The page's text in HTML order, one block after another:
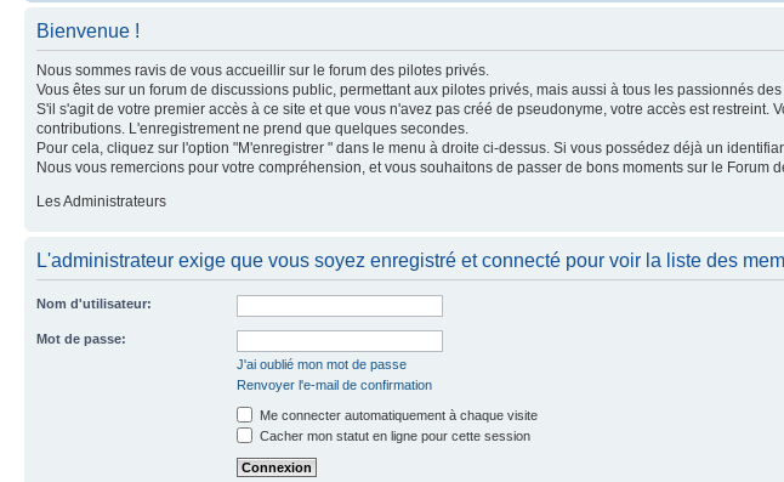
Bienvenue !
Nous sommes ravis de vous accueillir sur le forum des pilotes privés.
Vous êtes sur un forum de discussions public, permettant aux pilotes privés, mais aussi à tous les passionnés
S'il s'agit de votre premier accès à ce site et que vous n'avez pas créé de pseudonyme, votre accès est
contributions. L'enregistrement ne prend que quelques secondes.
Pour cela, cliquez sur l'option "M'enregistrer " dans le menu à droite ci-dessus. Si vous possédez déjà un
Nous vous remercions pour votre compréhension, et vous souhaitons de passer de bons moments sur le Forum
Les Administrateurs
L'administrateur exige que vous soyez enregistré et connecté pour voir la liste des
Nom d'utilisateur:
Mot de passe:
J'ai oublié mon mot de passe
Renvoyer l'e-mail de confirmation
Me connecter automatiquement à chaque visite
Cacher mon statut en ligne pour cette session